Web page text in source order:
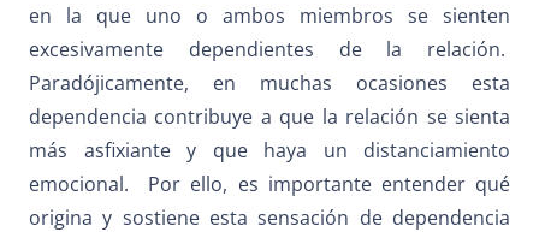
en la que uno o ambos miembros se sienten
excesivamente dependientes de la relación.
Paradójicamente, en muchas ocasiones esta
dependencia contribuye a que la relación se sienta
más asfixiante y que haya un distanciamiento
emocional. Por ello, es importante entender qué
origina y sostiene esta sensación de dependencia